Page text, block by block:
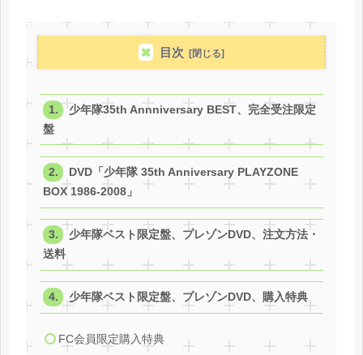
目次
少年隊35th Annniversary BEST、完全受注限定
盤
DVD「少年隊 35th Anniversary PLAYZONE
BOX 1986-2008」
少年隊ベスト限定盤、プレゾンDVD、注文方法・
送料
少年隊ベスト限定盤、プレゾンDVD、購入特典
FC会員限定購入特典